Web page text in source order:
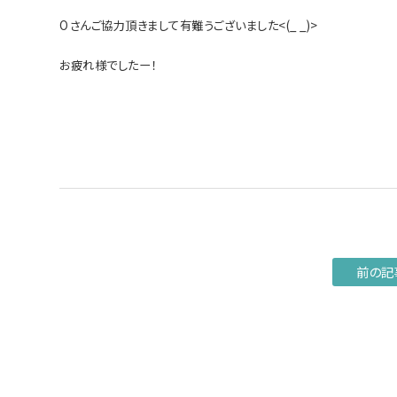
Oさんご協力頂きまして有難うございました<(_ _)>
お疲れ様でしたー！
前の記